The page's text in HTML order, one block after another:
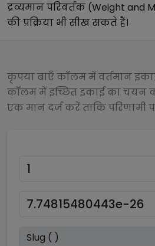
द्रव्यमान परिवर्तक (Weight and
की प्रक्रिया भी सीख सकते हैं।
कृपया बाएँ कॉलम में वर्तमान
कॉलम में इच्छित इकाई का चयन
एक मान दर्ज करें ताकि परिणामी